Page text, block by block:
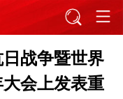
战争暨世界
会上发表重